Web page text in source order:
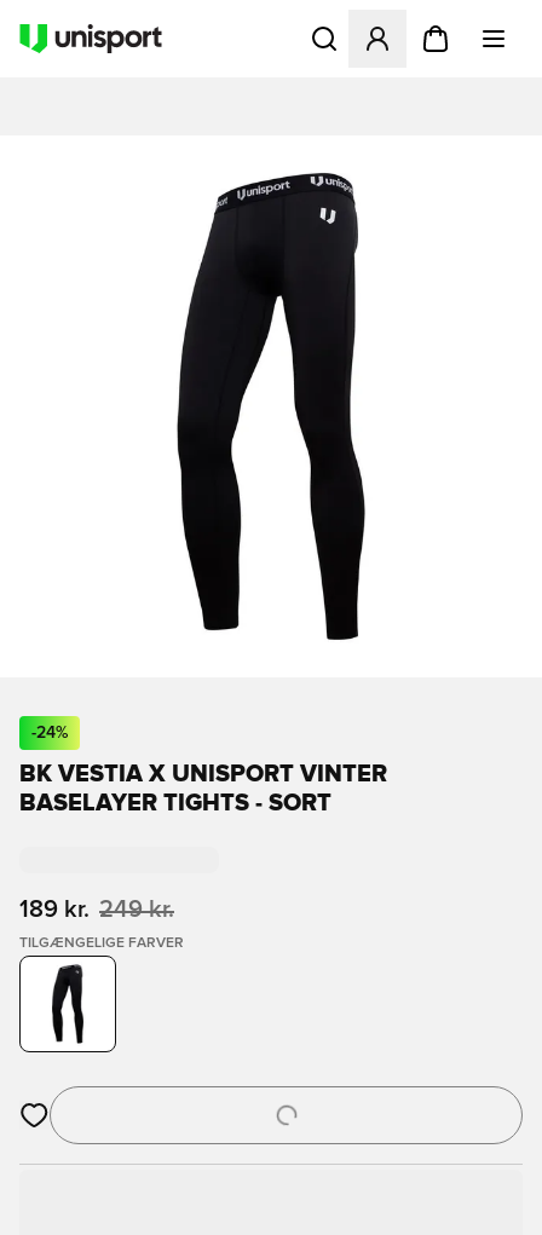
Åbner en Modal til at
-24%
BK VESTIA X UNISPORT VINTER
BASELAYER TIGHTS - SORT
189 kr. 249 kr.
TILGÆNGELIGE FARVER
Åbner en Modal til at logge ind eller tilmelde dig som medlem